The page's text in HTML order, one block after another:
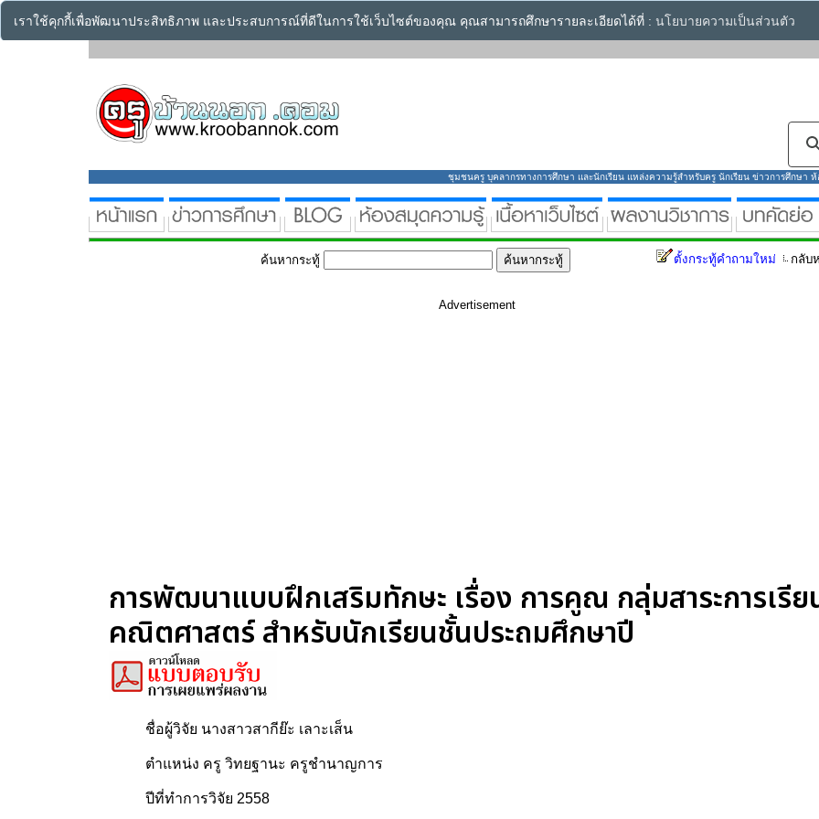
เราใช้คุกกี้เพื่อพัฒนาประสิทธิภาพ และประสบการณ์ที่ดีในการใช้เว็บไซต์ของคุณ คุณสามารถศึกษารายละเอียดได้ที่ : นโยบายความเป็นส่วนตัว
ชุมชนครู บุคลากรทางการศึกษา และนักเรียน แหล่งความรู้สำหรับครู นักเรียน ข่าวการศึกษา
ค้นหากระทู้ ตั้งกระทู้คำถามใหม่ กลับ
Advertisement
การพัฒนาแบบฝึกเสริมทักษะ เรื่อง การคูณ กลุ่มสาระการเรีย
คณิตศาสตร์ สำหรับนักเรียนชั้นประถมศึกษาปี
ชื่อผู้วิจัย นางสาวสากีย๊ะ เลาะเส็น
ตำแหน่ง ครู วิทยฐานะ ครูชำนาญการ
ปีที่ทำการวิจัย 2558